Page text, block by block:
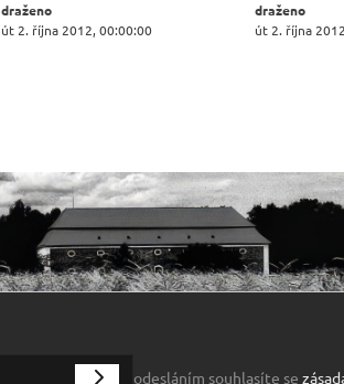
draženo
út 2. října 2012, 00:00:00
draženo
út 2. října
odesláním souhlasíte se